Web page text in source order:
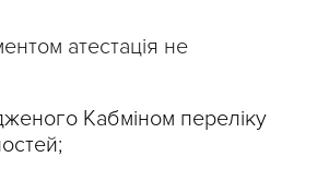
атестація не
Кабміном переліку